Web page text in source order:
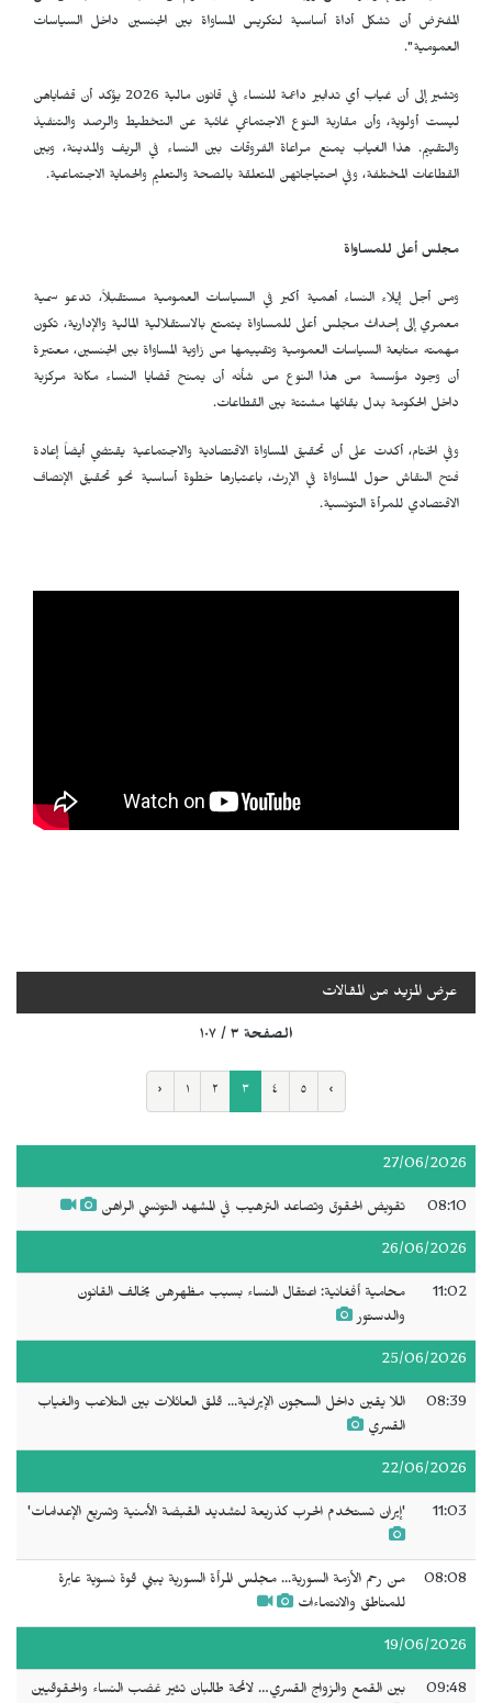
المفترض أن تشكل أداة أساسية لتكريس المساواة بين الجنسين داخل السياسات
العمومية".
وتشير إلى أن غياب أي تدابير داعمة للنساء في قانون مالية 2026 يؤكد أن قضاياهن
ليست أولوية، وأن مقاربة النوع الاجتماعي غائبة عن التخطيط والرصد والتنفيذ
والتقييم. هذا الغياب يمنع مراعاة الفروقات بين النساء في الريف والمدينة، وبين
القطاعات المختلفة، وفي احتياجاتهن المتعلقة بالصحة والتعليم والحماية الاجتماعية.
مجلس أعلى للمساواة
ومن أجل إيلاء النساء أهمية أكبر في السياسات العمومية مستقبلاً، تدعو سمية
معمري إلى إحداث مجلس أعلى للمساواة يتمتع بالاستقلالية المالية والإدارية، تكون
مهمته متابعة السياسات العمومية وتقييمها من زاوية المساواة بين الجنسين، معتبرة
أن وجود مؤسسة من هذا النوع من شأنه أن يمنح قضايا النساء مكانة مركزية
داخل الحكومة بدل بقائها مشتتة بين القطاعات.
وفي الختام، أكدت على أن تحقيق المساواة الاقتصادية والاجتماعية يقتضي أيضاً إعادة
فتح النقاش حول المساواة في الإرث، باعتبارها خطوة أساسية نحو تحقيق الإنصاف
الاقتصادي للمرأة التونسية.
عرض المزيد من المقالات
الصفحة ٣ / ١٠٧
‹ ١ ٢ ٣ ٤ ٥ ›
27/06/2026
08:10 تقويض الحقوق وتصاعد الترهيب في المشهد التونسي الراهن
26/06/2026
11:02
محامية أفغانية: اعتقال النساء بسبب مظهرهن يخالف القانون
والدستور
25/06/2026
08:39
اللا يقين داخل السجون الإيرانية... قلق العائلات بين التلاعب والغياب
القسري
22/06/2026
11:03 'إيران تستخدم الحرب كذريعة لتشديد القبضة الأمنية وتسريع الإعدامات'
08:08
من رحم الأزمة السورية... مجلس المرأة السورية يبني قوة نسوية عابرة
للمناطق والانتماءات
19/06/2026
09:48 بين القمع والزواج القسري… لائحة طالبان تثير غضب النساء والحقوقيين